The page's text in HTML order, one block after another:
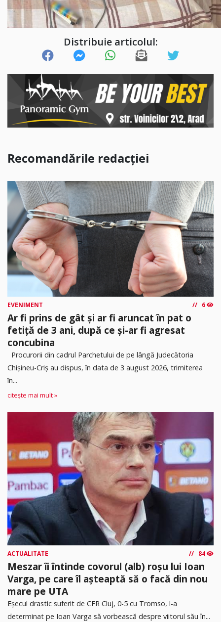
Distribuie articolul:
Recomandările redacției
EVENIMENT 6
Ar fi prins de gât și ar fi aruncat în pat o
fetiță de 3 ani, după ce și-ar fi agresat
concubina
Procurorii din cadrul Parchetului de pe lângă Judecătoria
Chișineu-Criș au dispus, în data de 3 august 2026, trimiterea
în...
citește mai mult »
ACTUALITATE 84
Meszar îi întinde covorul (alb) roșu lui Ioan
Varga, pe care îl așteaptă să o facă din nou
mare pe UTA
Eșecul drastic suferit de CFR Cluj, 0-5 cu Tromso, l-a
determinat pe Ioan Varga să vorbească despre viitorul său în...